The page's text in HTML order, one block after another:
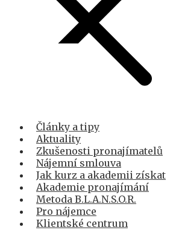
Články a tipy
Aktuality
Zkušenosti pronajímatelů
Nájemní smlouva
Jak kurz a akademii získat
Akademie pronajímání
Metoda B.L.A.N.S.O.R.
Pro nájemce
Klientské centrum